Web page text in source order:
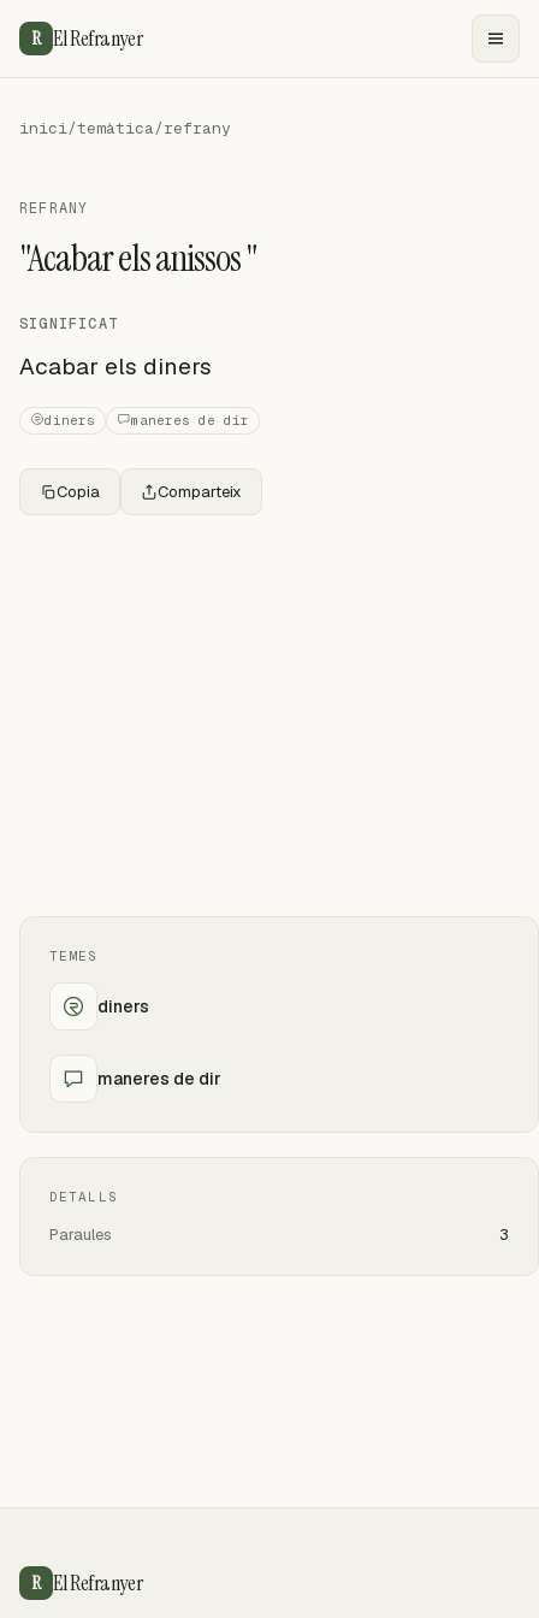
R El Refranyer
inici/temàtica/refrany
REFRANY
"Acabar els anissos "
SIGNIFICAT
Acabar els diners
diners maneres de dir
Copia Comparteix
TEMES
diners
maneres de dir
DETALLS
Paraules 3
R El Refranyer